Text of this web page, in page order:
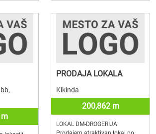
PRODAJA LOKALA
Kikinda
200,862 m
LOKAL DM-DROGERIJA